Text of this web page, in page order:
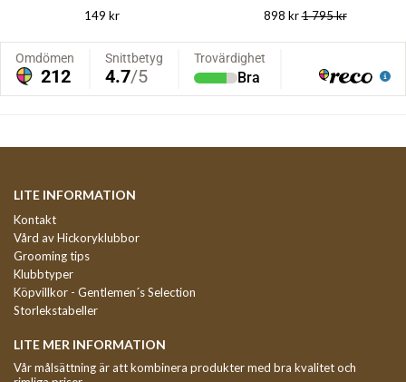
149 kr
898 kr1 795 kr
LITE INFORMATION
Kontakt
Vård av Hickoryklubbor
Grooming tips
Klubbtyper
Köpvillkor - Gentlemen´s Selection
Storlekstabeller
LITE MER INFORMATION
Vår målsättning är att kombinera produkter med bra kvalitet och